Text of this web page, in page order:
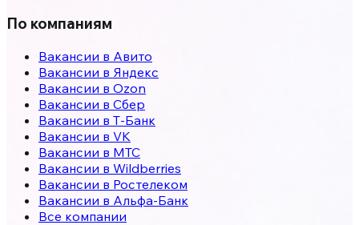
По компаниям
Вакансии в Авито
Вакансии в Яндекс
Вакансии в Ozon
Вакансии в Сбер
Вакансии в Т-Банк
Вакансии в VK
Вакансии в МТС
Вакансии в Wildberries
Вакансии в Ростелеком
Вакансии в Альфа-Банк
Все компании